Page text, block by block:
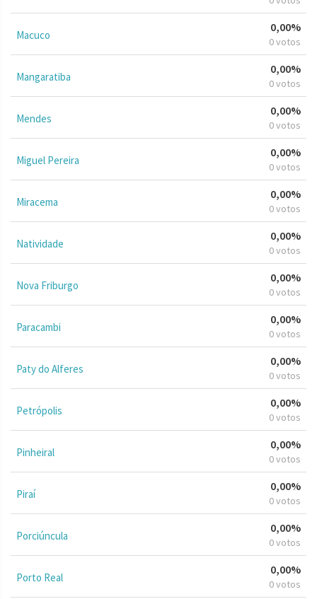
Macuco
0,00%
0 votos
Mangaratiba
0,00%
0 votos
Mendes
0,00%
0 votos
Miguel Pereira
0,00%
0 votos
Miracema
0,00%
0 votos
Natividade
0,00%
0 votos
Nova Friburgo
0,00%
0 votos
Paracambi
0,00%
0 votos
Paty do Alferes
0,00%
0 votos
Petrópolis
0,00%
0 votos
Pinheiral
0,00%
0 votos
Piraí
0,00%
0 votos
Porciúncula
0,00%
0 votos
Porto Real
0,00%
0 votos